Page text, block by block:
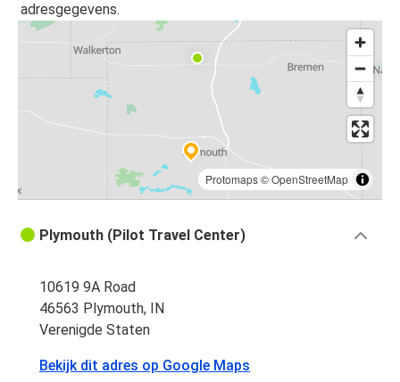
adresgegevens.
Protomaps©OpenStreetMap
Plymouth (Pilot Travel Center)
10619 9A Road
46563 Plymouth, IN
Verenigde Staten
Bekijk dit adres op Google Maps